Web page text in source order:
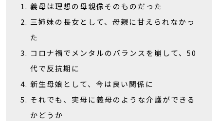
義母は理想の母親像そのものだった
三姉妹の長女として、母親に甘えられなかっ
た
コロナ禍でメンタルのバランスを崩して、50
代で反抗期に
新生母娘として、今は良い関係に
それでも、実母に義母のような介護ができる
かどうか